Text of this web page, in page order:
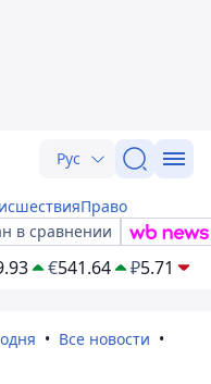
Рус
Право
в сравнении
€541.64 ₽5.71
Все новости